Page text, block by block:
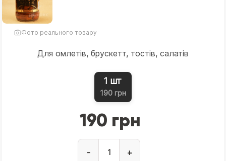
Фото реального товару
Для омлетів, брускетт, тостів, салатів
1 шт
190 грн
190 грн
- +